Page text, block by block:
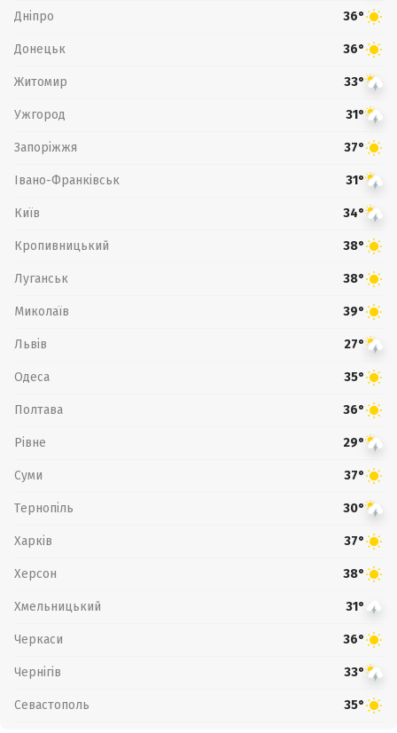
Дніпро 36°
Донецьк 36°
Житомир 33°
Ужгород 31°
Запоріжжя 37°
Івано-Франківськ 31°
Київ 34°
Кропивницький 38°
Луганськ 38°
Миколаїв 39°
Львів 27°
Одеса 35°
Полтава 36°
Рівне 29°
Суми 37°
Тернопіль 30°
Харків 37°
Херсон 38°
Хмельницький 31°
Черкаси 36°
Чернігів 33°
Севастополь 35°